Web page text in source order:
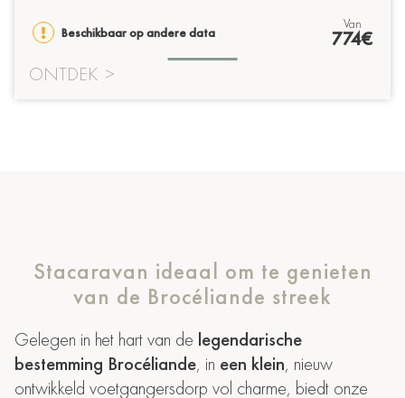
Beschikbaar op andere data
van
774€
ONTDEK >
Stacaravan ideaal om te genieten
van de Brocéliande streek
Gelegen in het hart van de legendarische
bestemming Brocéliande, in een klein, nieuw
ontwikkeld voetgangersdorp vol charme, biedt onze